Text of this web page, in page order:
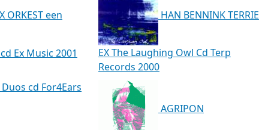
ORKEST een
Ex Music 2001
HAN BENNINK TERRIE
EX The Laughing Owl Cd Terp
Records 2000
Duos cd For4Ears
AGRIPON